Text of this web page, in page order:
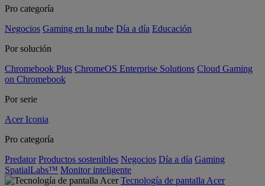
Pro categoría
Negocios Gaming en la nube Día a día Educación
Por solución
Chromebook Plus ChromeOS Enterprise Solutions Cloud Gaming
on Chromebook
Por serie
Acer Iconia
Pro categoría
Predator Productos sostenibles Negocios Día a día Gaming
SpatialLabs™ Monitor inteligente
Tecnología de pantalla Acer